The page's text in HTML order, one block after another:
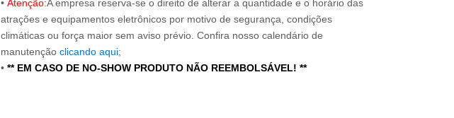
• Atenção:A empresa reserva-se o direito de alterar a quantidade e o horário das
atrações e equipamentos eletrônicos por motivo de segurança, condições
climáticas ou força maior sem aviso prévio. Confira nosso calendário de
manutenção clicando aqui;
• ** EM CASO DE NO-SHOW PRODUTO NÃO REEMBOLSÁVEL! **